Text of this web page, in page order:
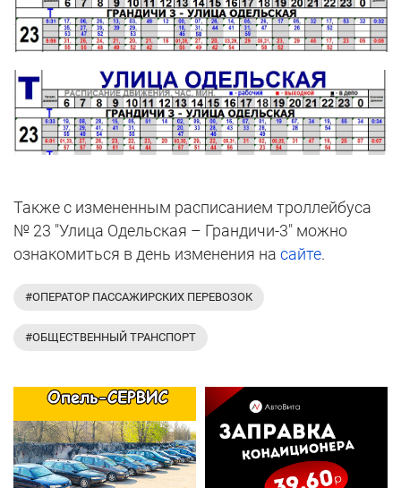
Также с измененным расписанием троллейбуса
№ 23 "Улица Одельская – Грандичи-3" можно
ознакомиться в день изменения на сайте.
#ОПЕРАТОР ПАССАЖИРСКИХ ПЕРЕВОЗОК
#ОБЩЕСТВЕННЫЙ ТРАНСПОРТ